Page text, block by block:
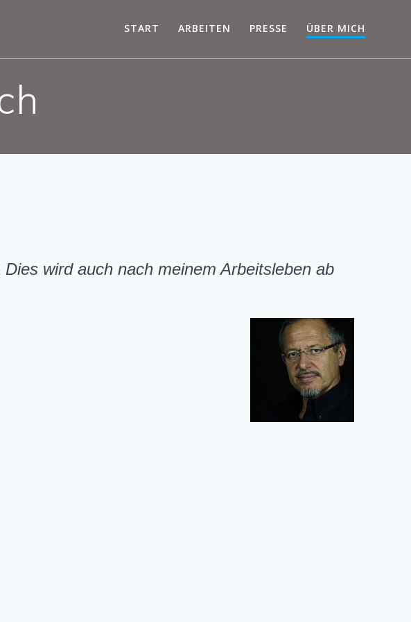
START ARBEITEN PRESSE ÜBER MICH
wird auch nach meinem Arbeitsleben ab